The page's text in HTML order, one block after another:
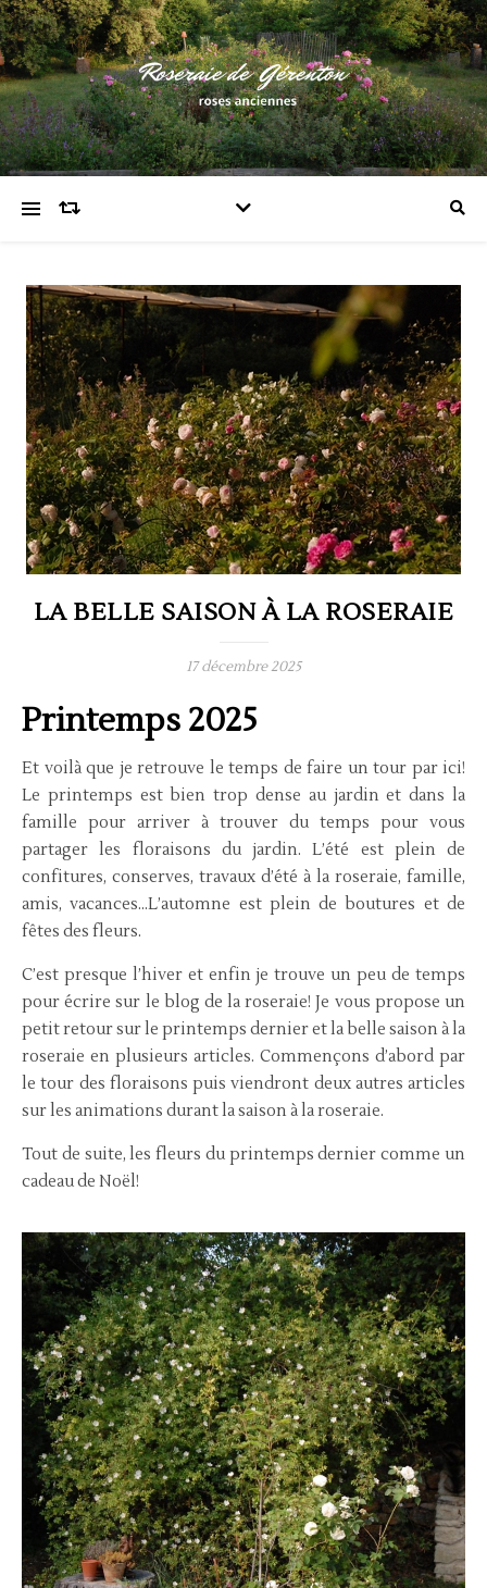
LA BELLE SAISON À LA ROSERAIE
17 décembre 2025
Printemps 2025
Et voilà que je retrouve le temps de faire un tour par ici!
Le printemps est bien trop dense au jardin et dans la
famille pour arriver à trouver du temps pour vous
partager les floraisons du jardin. L’été est plein de
confitures, conserves, travaux d’été à la roseraie, famille,
amis, vacances…L’automne est plein de boutures et de
fêtes des fleurs.
C’est presque l’hiver et enfin je trouve un peu de temps
pour écrire sur le blog de la roseraie! Je vous propose un
petit retour sur le printemps dernier et la belle saison à la
roseraie en plusieurs articles. Commençons d’abord par
le tour des floraisons puis viendront deux autres articles
sur les animations durant la saison à la roseraie.
Tout de suite, les fleurs du printemps dernier comme un
cadeau de Noël!